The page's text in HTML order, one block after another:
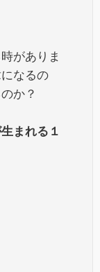
がありま
なるの
か？
まれる１